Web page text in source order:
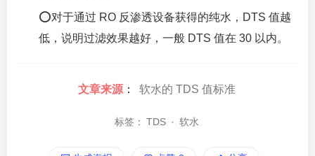
⭕对于通过 RO 反渗透设备获得的纯水，DTS 值越
低，说明过滤效果越好，一般 DTS 值在 30 以内。
文章来源： 软水的 TDS 值标准
标签： TDS · 软水